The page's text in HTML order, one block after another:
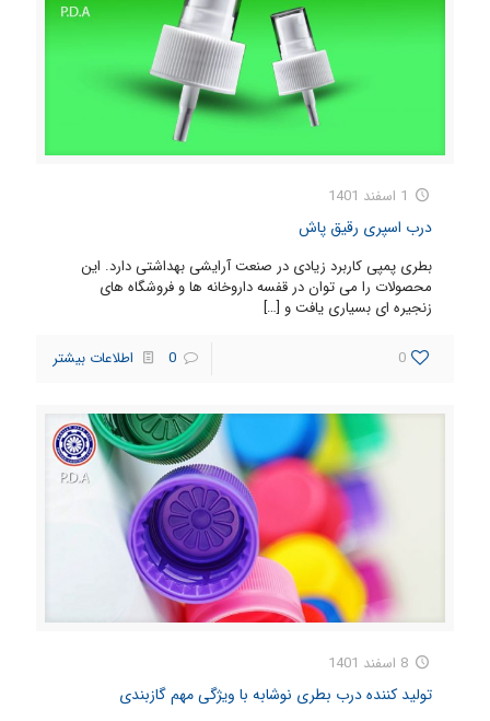
1 اسفند 1401
درب اسپری رقیق پاش
بطری پمپی کاربرد زیادی در صنعت آرایشی بهداشتی دارد. این
محصولات را می توان در قفسه داروخانه ها و فروشگاه های
زنجیره ای بسیاری یافت و […]
0
0 اطلاعات بیشتر
8 اسفند 1401
تولید کننده درب بطری نوشابه با ویژگی مهم گازبندی